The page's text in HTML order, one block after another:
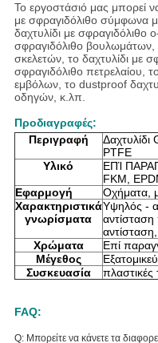
Το εργοστάσιό μας μπορεί
με σφραγιδόλιθο σύμφωνα
δαχτυλίδι με σφραγιδόλιθο
σφραγιδόλιθο βουλωμάτων,
σκελετών, το δαχτυλίδι με
σφραγιδόλιθο πετρελαίου,
εμβόλων, το dustproof
οδηγών, κ.λπ.
Προδιαγραφές:
Περιγραφή
Δαχτυλίδι
PTFE
Υλικό
ΕΠΊ
FKM,
Εφαρμογή
Οχήματα,
Χαρακτηριστικά
γνωρίσματα
Υψηλός -
αντίσταση
Χρώματα
Επί
Μέγεθος
Συσκευασία
πλαστικές
FAQ:
Q: Μπορείτε να κάνετε τα